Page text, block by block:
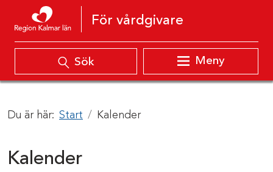
Hoppa till innehåll
För vårdgivare
Sök Meny
Du är här: Start Kalender
Kalender